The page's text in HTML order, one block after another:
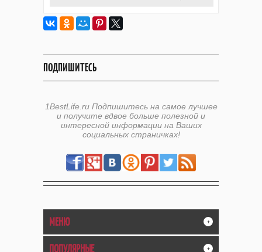
ПОДПИШИТЕСЬ
1BestLife.ru Подпишитесь на самое лучшее
и получите вдвое больше полезной и
интересной информации на Ваших
социальных страничках!
МЕНЮ +
ПОПУЛЯРНЫЕ +